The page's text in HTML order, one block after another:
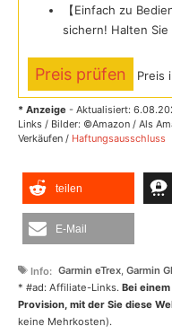
【Einfach zu
sichern! Halten
Preis prüfen Preis
* Anzeige - Aktualisiert:
Links / Bilder: ©Amazon / Als
Verkäufen / Haftungsausschluss
teilen
E-Mail
Schlagwörter
Garmin eTrex, Garmin
* #ad: Affiliate-Links. Bei
Provision, mit der Sie diese
keine Mehrkosten).